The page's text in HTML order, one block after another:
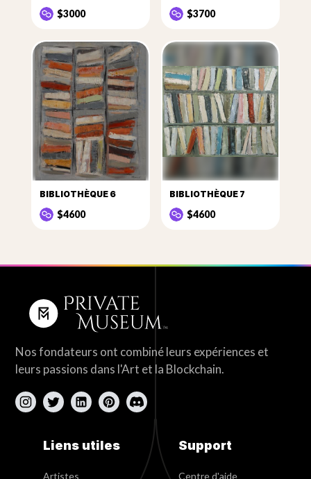
$3000 $3700
BIBLIOTHÈQUE 6
$4600
BIBLIOTHÈQUE 7
$4600
Nos fondateurs ont combiné leurs expériences et
leurs passions dans l'Art et la Blockchain.
Liens utiles
Artistes
Support
Centre d'aide